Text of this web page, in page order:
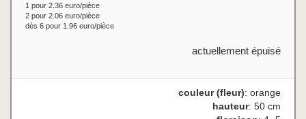
1 pour 2.36 euro/pièce
2 pour 2.06 euro/pièce
dès 6 pour 1.96 euro/pièce
actuellement épuisé
couleur (fleur): orange
hauteur: 50 cm